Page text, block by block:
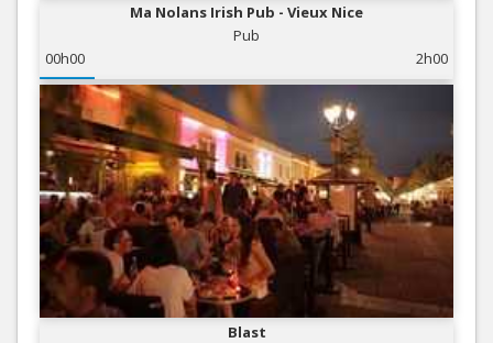
Ma Nolans Irish Pub - Vieux Nice
Pub
00h00
2h00
Blast